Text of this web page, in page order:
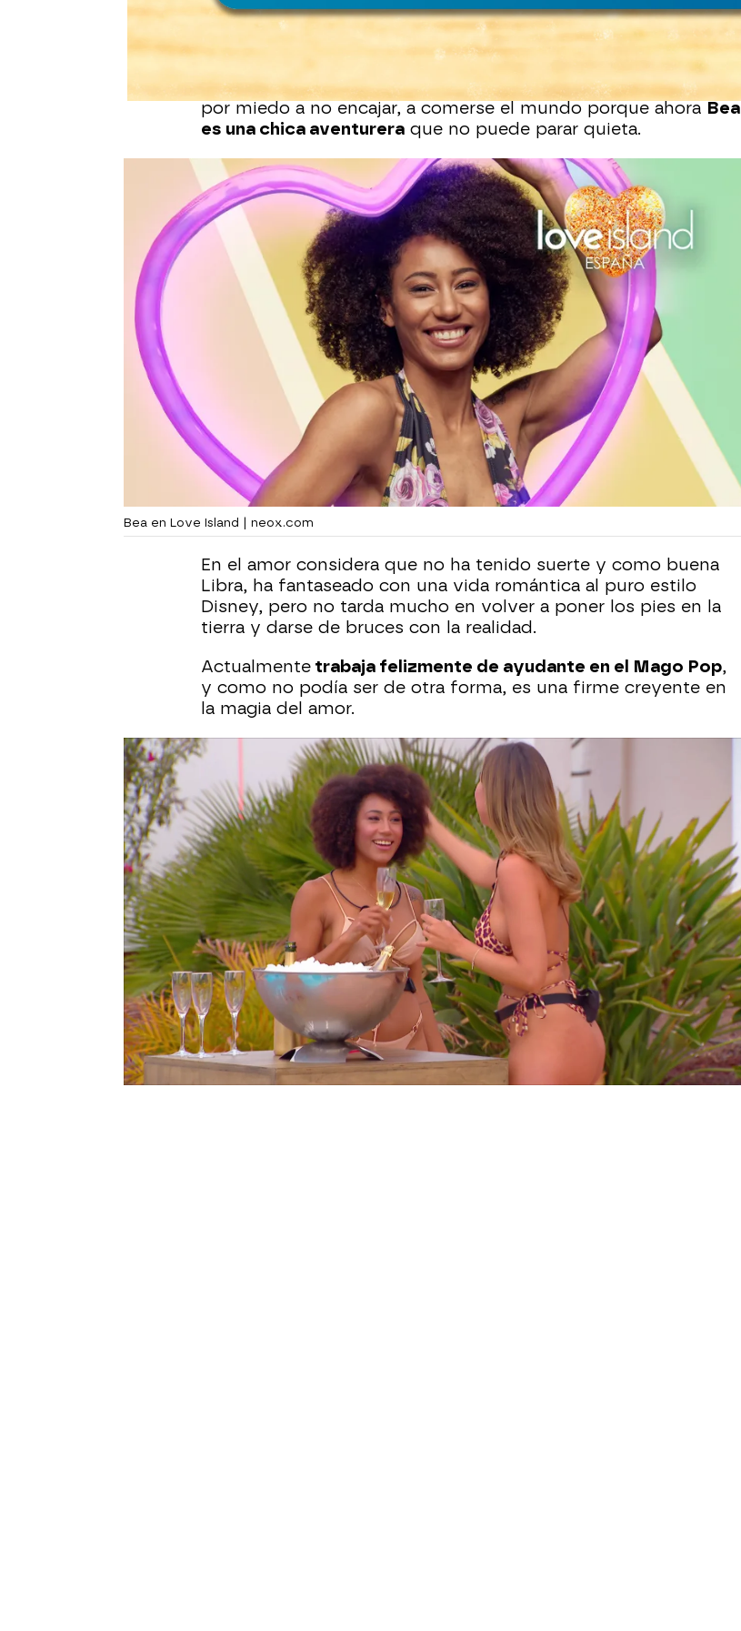
procede de Guinea Conakryy ella está muy conectada con
sus raíces. Afirma que en el futuro le gustaría involucrarse en
algún proyecto de cooperación con el país de su padre. Pasó
de tener muchas inseguridades, en su infancia y adolescencia
por miedo a no encajar, a comerse el mundo porque ahora Bea
es una chica aventurera que no puede parar quieta.
Bea en Love Island | neox.com
En el amor considera que no ha tenido suerte y como buena
Libra, ha fantaseado con una vida romántica al puro estilo
Disney, pero no tarda mucho en volver a poner los pies en la
tierra y darse de bruces con la realidad.
Actualmente trabaja felizmente de ayudante en el Mago Pop,
y como no podía ser de otra forma, es una firme creyente en
la magia del amor.
Bea Love Island